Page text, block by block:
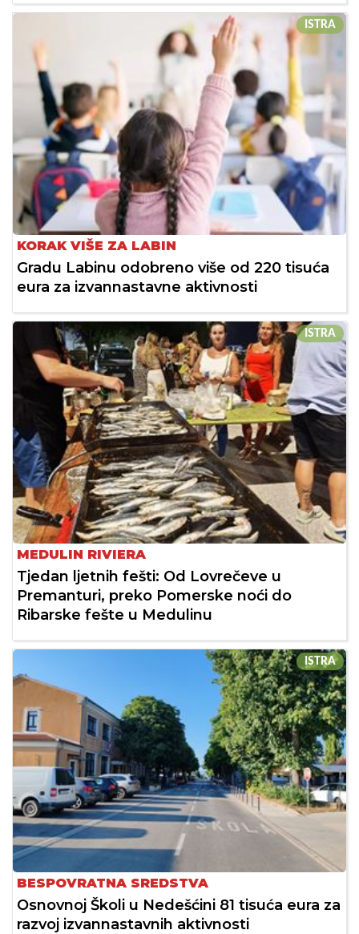
ISTRA
KORAK VIŠE ZA LABIN
Gradu Labinu odobreno više od 220 tisuća
eura za izvannastavne aktivnosti
ISTRA
MEDULIN RIVIERA
Tjedan ljetnih fešti: Od Lovrečeve u
Premanturi, preko Pomerske noći do
Ribarske fešte u Medulinu
ISTRA
BESPOVRATNA SREDSTVA
Osnovnoj Školi u Nedešćini 81 tisuća eura za
razvoj izvannastavnih aktivnosti